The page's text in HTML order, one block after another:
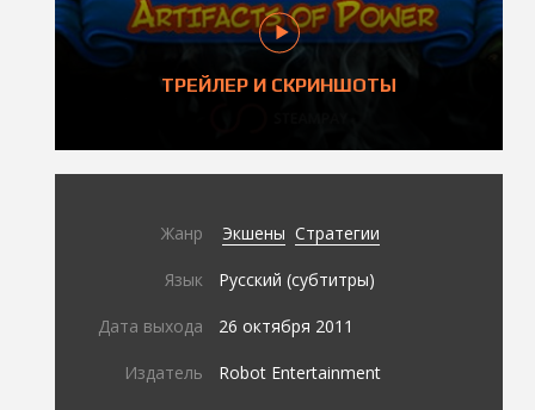
ТРЕЙЛЕР И СКРИНШОТЫ
Жанр Экшены Стратегии
Язык Русский (субтитры)
Дата выхода 26 октября 2011
Издатель Robot Entertainment